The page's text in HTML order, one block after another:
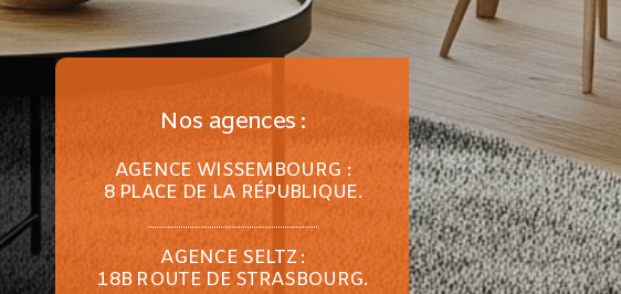
Nos agences :
AGENCE WISSEMBOURG :
8 PLACE DE LA RÉPUBLIQUE.
AGENCE SELTZ :
18B ROUTE DE STRASBOURG.